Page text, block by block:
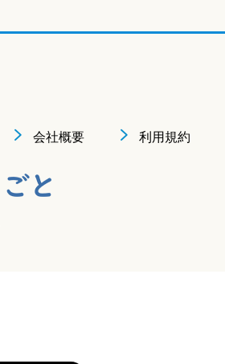
会社概要 利用規約